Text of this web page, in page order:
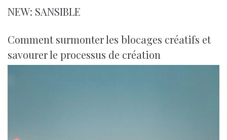
NEW: SANSIBLE
Comment surmonter les blocages créatifs et
savourer le processus de création